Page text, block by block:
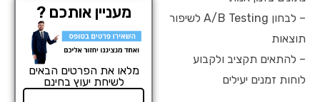
– לבחון A/B Testing לשיפור
תוצאות
– להתאים תקציב ולקבוע
לוחות זמנים יעילים
מעניין אותכם ?
מלאו את הפרטים הבאים
לשיחת יעוץ בחינם